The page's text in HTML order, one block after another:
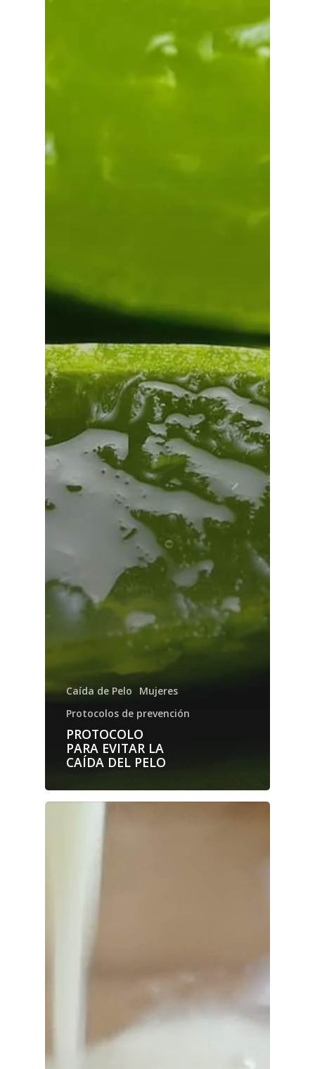
Caída de Pelo
Mujeres
Protocolos de prevención
PROTOCOLO
PARA EVITAR LA
CAÍDA DEL PELO